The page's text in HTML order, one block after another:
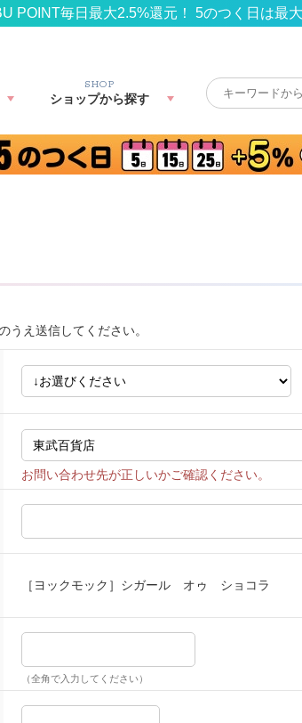
POINT毎日最大2.5%還元！ 5のつく日は最
SHOP
ショップから探す
うえ送信してください。
［ヨックモック］シガール オゥ ショコラ
（全角で入力してください）